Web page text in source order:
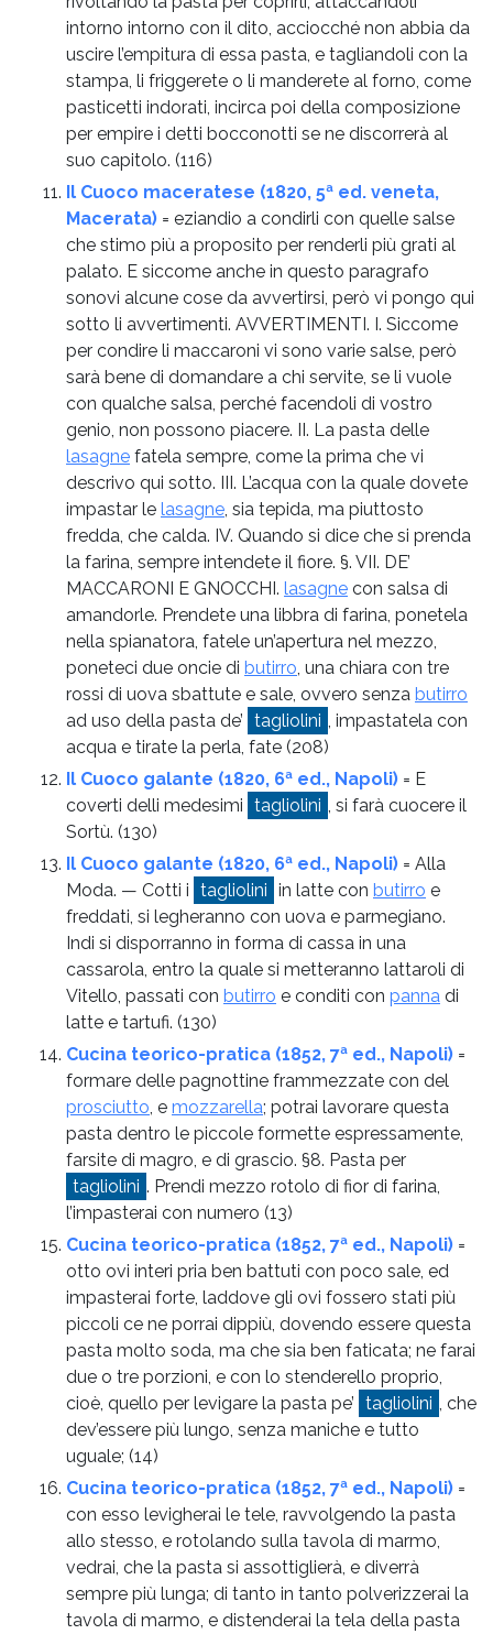
intorno intorno con il dito, acciocché non abbia da
uscire l’empitura di essa pasta, e tagliandoli con la
stampa, li friggerete o li manderete al forno, come
pasticetti indorati, incirca poi della composizione
per empire i detti bocconotti se ne discorrerà al
suo capitolo. (116)
Il Cuoco maceratese (1820, 5ª ed. veneta,
Macerata) = eziandio a condirli con quelle salse
che stimo più a proposito per renderli più grati al
palato. E siccome anche in questo paragrafo
sonovi alcune cose da avvertirsi, però vi pongo qui
sotto li avvertimenti. AVVERTIMENTI. I. Siccome
per condire li maccaroni vi sono varie salse, però
sarà bene di domandare a chi servite, se li vuole
con qualche salsa, perché facendoli di vostro
genio, non possono piacere. II. La pasta delle
lasagne fatela sempre, come la prima che vi
descrivo qui sotto. III. L’acqua con la quale dovete
impastar le lasagne, sia tepida, ma piuttosto
fredda, che calda. IV. Quando si dice che si prenda
la farina, sempre intendete il fiore. §. VII. DE’
MACCARONI E GNOCCHI. lasagne con salsa di
amandorle. Prendete una libbra di farina, ponetela
nella spianatora, fatele un’apertura nel mezzo,
poneteci due oncie di butirro, una chiara con tre
rossi di uova sbattute e sale, ovvero senza butirro
ad uso della pasta de’ tagliolini , impastatela con
acqua e tirate la perla, fate (208)
Il Cuoco galante (1820, 6ª ed., Napoli) = E
coverti delli medesimi tagliolini , si farà cuocere il
Sortù. (130)
Il Cuoco galante (1820, 6ª ed., Napoli) = Alla
Moda. — Cotti i tagliolini in latte con butirro e
freddati, si legheranno con uova e parmegiano.
Indi si disporranno in forma di cassa in una
cassarola, entro la quale si metteranno lattaroli di
Vitello, passati con butirro e conditi con panna di
latte e tartufi. (130)
Cucina teorico-pratica (1852, 7ª ed., Napoli) =
formare delle pagnottine frammezzate con del
prosciutto, e mozzarella; potrai lavorare questa
pasta dentro le piccole formette espressamente,
farsite di magro, e di grascio. §8. Pasta per
tagliolini . Prendi mezzo rotolo di fior di farina,
l’impasterai con numero (13)
Cucina teorico-pratica (1852, 7ª ed., Napoli) =
otto ovi interi pria ben battuti con poco sale, ed
impasterai forte, laddove gli ovi fossero stati più
piccoli ce ne porrai dippiù, dovendo essere questa
pasta molto soda, ma che sia ben faticata; ne farai
due o tre porzioni, e con lo stenderello proprio,
cioè, quello per levigare la pasta pe’ tagliolini , che
dev’essere più lungo, senza maniche e tutto
uguale; (14)
Cucina teorico-pratica (1852, 7ª ed., Napoli) =
con esso levigherai le tele, ravvolgendo la pasta
allo stesso, e rotolando sulla tavola di marmo,
vedrai, che la pasta si assottiglierà, e diverrà
sempre più lunga; di tanto in tanto polverizzerai la
tavola di marmo, e distenderai la tela della pasta